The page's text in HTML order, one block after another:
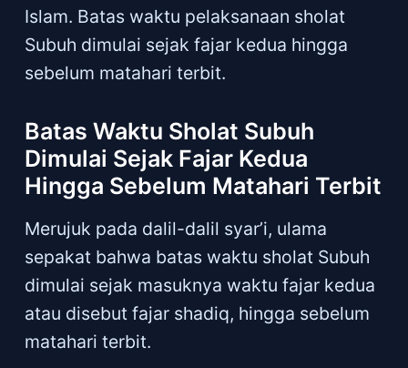
Islam. Batas waktu pelaksanaan sholat
Subuh dimulai sejak fajar kedua hingga
sebelum matahari terbit.
Batas Waktu Sholat Subuh
Dimulai Sejak Fajar Kedua
Hingga Sebelum Matahari Terbit
Merujuk pada dalil-dalil syar’i, ulama
sepakat bahwa batas waktu sholat Subuh
dimulai sejak masuknya waktu fajar kedua
atau disebut fajar shadiq, hingga sebelum
matahari terbit.